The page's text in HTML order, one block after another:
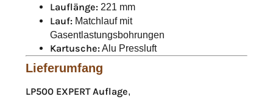
Lauflänge:221 mm
Lauf:Matchlauf mit
Gasentlastungsbohrungen
Kartusche:Alu Pressluft
Lieferumfang
LP500 EXPERT Auflage,